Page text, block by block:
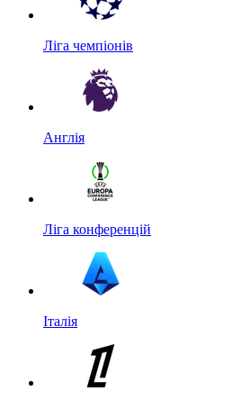
Ліга чемпіонів
Англія
Ліга конференцій
Італія